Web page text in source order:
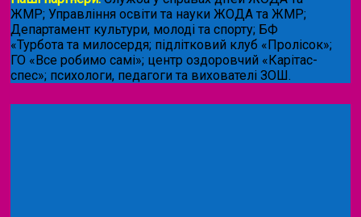
ЖМР; Управління освіти та науки ЖОДА та ЖМР;
Департамент культури, молоді та спорту; БФ
«Турбота та милосердя; підлітковий клуб «Пролісок»;
ГО «Все робимо самі»; центр оздоровчий «Карітас-
спес»; психологи, педагоги та вихователі ЗОШ.